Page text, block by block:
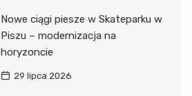
Nowe ciągi piesze w Skateparku w
Piszu – modernizacja na
horyzoncie
29 lipca 2026